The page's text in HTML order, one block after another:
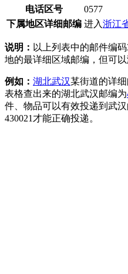
电话区号
0577
下属地区详细邮编 进入浙江
说明： 以上列表中的邮件编
地的最详细区域邮编，但可以
例如： 湖北武汉某街道的详
表格查出来的湖北武汉邮编为
件、物品可以有效投递到武
430021才能正确投递。